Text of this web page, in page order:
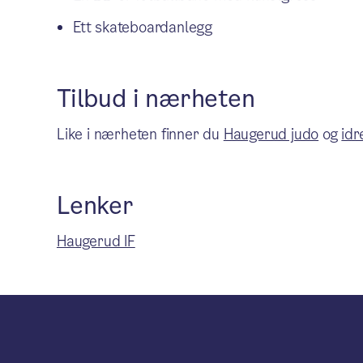
Ett skateboardanlegg
Tilbud i nærheten
Like i nærheten finner du Haugerud judo og
Lenker
Haugerud IF